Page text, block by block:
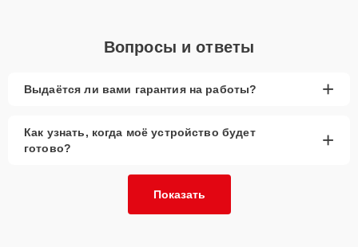
Вопросы и ответы
Выдаётся ли вами гарантия на работы? +
Как узнать, когда моё устройство будет
готово?
+
Показать